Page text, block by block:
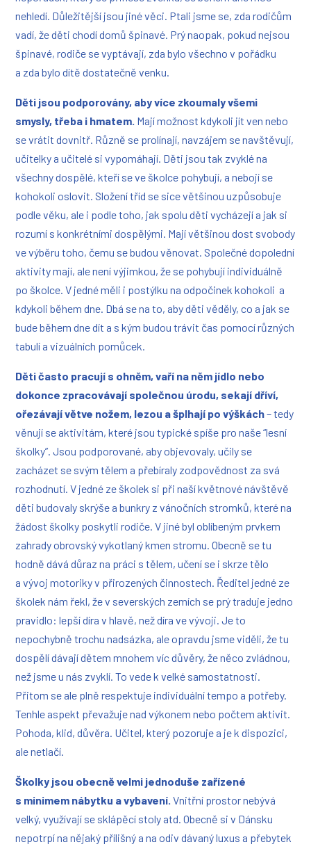
nehledí. Důležitější jsou jiné věci. Ptali jsme se, zda rodičům
vadí, že děti chodí domů špinavé. Prý naopak, pokud nejsou
špinavé, rodiče se vyptávají, zda bylo všechno v pořádku
a zda bylo dítě dostatečně venku.
Děti jsou podporovány, aby více zkoumaly všemi
smysly, třeba i hmatem. Mají možnost kdykoli jít ven nebo
se vrátit dovnitř. Různě se prolínají, navzájem se navštěvují,
učitelky a učitelé si vypomáhají. Děti jsou tak zvyklé na
všechny dospělé, kteří se ve školce pohybují, a nebojí se
kohokoli oslovit. Složení tříd se sice většinou uzpůsobuje
podle věku, ale i podle toho, jak spolu děti vycházejí a jak si
rozumí s konkrétními dospělými. Mají většinou dost svobody
ve výběru toho, čemu se budou věnovat. Společné dopolední
aktivity mají, ale není výjimkou, že se pohybují individuálně
po školce. V jedné měli i postýlku na odpočinek kohokoli a
kdykoli během dne. Dbá se na to, aby děti věděly, co a jak se
bude během dne dít a s kým budou trávit čas pomocí různých
tabulí a vizuálních pomůcek.
Děti často pracují s ohněm, vaří na něm jídlo nebo
dokonce zpracovávají společnou úrodu, sekají dříví,
ořezávají větve nožem, lezou a šplhají po výškách–tedy
věnují se aktivitám, které jsou typické spíše pro naše “lesní
školky”. Jsou podporované, aby objevovaly, učily se
zacházet se svým tělem a přebíraly zodpovědnost za svá
rozhodnutí.V jedné ze školek si při naší květnové návštěvě
děti budovaly skrýše a bunkry z vánočních stromků, které na
žádost školky poskytli rodiče. V jiné byl oblíbeným prvkem
zahrady obrovský vykotlaný kmen stromu. Obecně se tu
hodně dává důraz na práci s tělem, učení se i skrze tělo
a vývoj motoriky v přirozených činnostech. Ředitel jedné ze
školek nám řekl, že v severských zemích se prý traduje jedno
pravidlo: lepší díra v hlavě, než díra ve vývoji. Je to
nepochybně trochu nadsázka, ale opravdu jsme viděli, že tu
dospělí dávají dětem mnohem víc důvěry, že něco zvládnou,
než jsme u nás zvyklí. To vede k velké samostatnosti.
Přitom se ale plně respektuje individuální tempo a potřeby.
Tenhle aspekt převažuje nad výkonem nebo počtem aktivit.
Pohoda, klid, důvěra. Učitel, který pozoruje a je k dispozici,
ale netlačí.
Školky jsou obecně velmi jednoduše zařízené
s minimem nábytku a vybavení. Vnitřní prostor nebývá
velký, využívají se sklápěcí stoly atd. Obecně si v Dánsku
nepotrpí na nějaký přílišný a na odiv dávaný luxus a přebytek